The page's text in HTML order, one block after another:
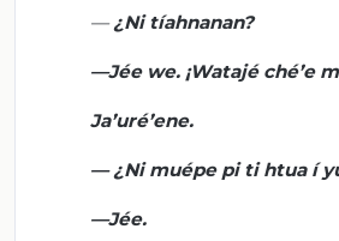
—¿Nitíahnanan?
—Jée we. ¡Watajé ché’e
Ja’uré’ene.
— ¿Nimuépepi tihtuaí
—Jée.